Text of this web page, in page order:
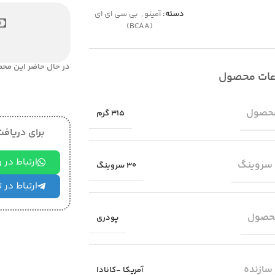
دسته:آمینو , بی سی ای ای
(BCAA)
محصول
315 گرم
سروینگ 30 سروینگ
پودری
آمریکا -کانادا
در حال حاضر این
برای
ارتباط
ارتباط در